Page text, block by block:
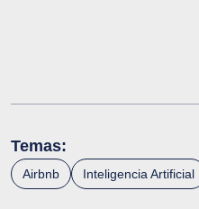
Temas:
Airbnb Inteligencia Artificial